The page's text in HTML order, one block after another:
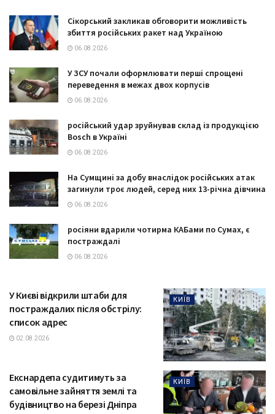
Сікорський закликав обговорити можливість
збиття російських ракет над Україною
06.08.2026
У ЗСУ почали оформлювати перші спрощені
переведення в межах двох корпусів
06.08.2026
російський удар зруйнував склад із продукцією
Bosch в Україні
06.08.2026
На Сумщині за добу внаслідок російських атак
загинули троє людей, серед них 13-річна дівчина
06.08.2026
росіяни вдарили чотирма КАБами по Сумах, є
постраждалі
06.08.2026
КИЇВ
У Києві відкрили штаби для
постраждалих після обстрілу:
список адрес
02.08.2026
КИЇВ
Екснардепа судитимуть за
самовільне зайняття землі та
будівництво на березі Дніпра